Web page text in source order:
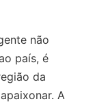
não
país, é
da
A